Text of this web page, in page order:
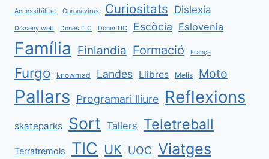
Accessibilitat Coronavirus Curiositats Dislexia
Disseny web Dones TIC DonesTIC Escòcia Eslovenia
Família Finlandia Formació França
Furgo knowmad Landes Llibres Melis Moto
Pallars Programari lliure Reflexions
skateparks Sort Tallers Teletreball
Terratremols TIC UK UOC Viatges